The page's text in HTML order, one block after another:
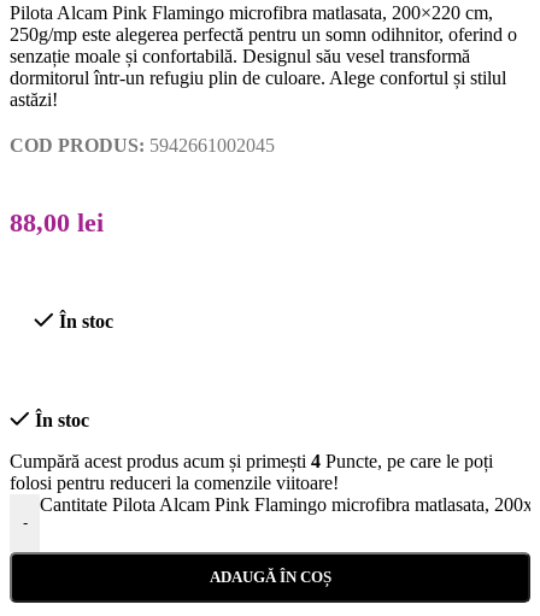
Pilota Alcam Pink Flamingo microfibra matlasata, 200×220 cm,
250g/mp este alegerea perfectă pentru un somn odihnitor, oferind o
senzație moale și confortabilă. Designul său vesel transformă
dormitorul într-un refugiu plin de culoare. Alege confortul și stilul
astăzi!
COD PRODUS: 5942661002045
88,00 lei
În stoc
În stoc
Cumpără acest produs acum și primești 4 Puncte, pe care le poți
folosi pentru reduceri la comenzile viitoare!
-
Cantitate Pilota Alcam Pink Flamingo microfibra matlasata,
ADAUGĂ ÎN COȘ